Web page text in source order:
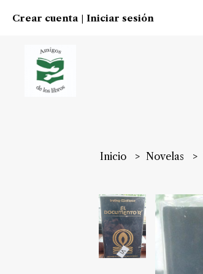
Crear cuenta Iniciar sesión
Inicio Novelas